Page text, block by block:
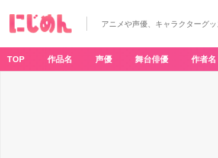
アニメや声優、キャラクターグ
TOP 作品名 声優 舞台俳優 作者名